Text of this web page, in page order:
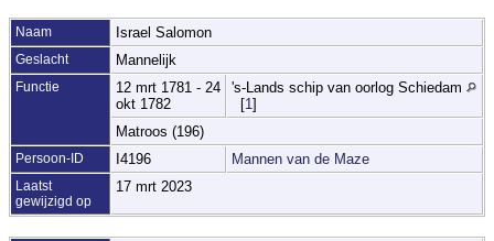
Naam Israel Salomon
Geslacht Mannelijk
Functie
12 mrt 1781 - 24
okt 1782
's-Lands schip van oorlog Schiedam
[1 ]
Matroos (196)
Persoon-ID I4196 Mannen van de Maze
Laatst
gewijzigd op
17 mrt 2023